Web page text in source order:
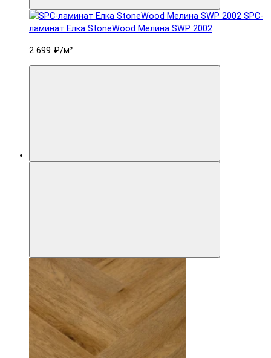
SPC-
ламинат Ëлка StoneWood Мелина SWP 2002
2 699 ₽/м²